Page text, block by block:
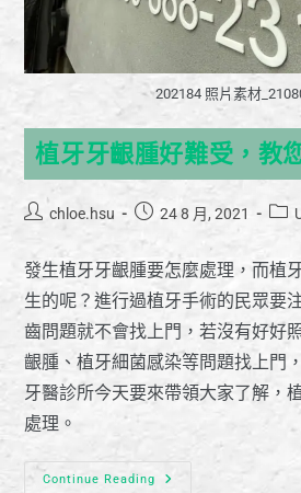
202184 照片素材
植牙牙齦腫好難受，教
chloe.hsu 24 8 月, 2021
發生植牙牙齦腫要怎麼處理，而植
生的呢？進行過植牙手術的民眾要
齒問題就不會找上門，若沒有好好
齦腫、植牙細菌感染等問題找上門
牙醫診所今天要來帶領大家了解，
處理。
Continue Reading